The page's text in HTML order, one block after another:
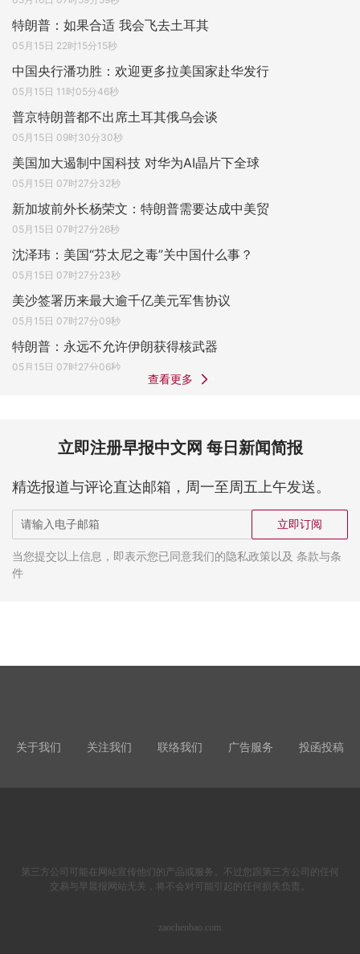
特朗普：如果合适 我会飞去土耳其
05月15日 22时15分15秒
中国央行潘功胜：欢迎更多拉美国家赴华发行
05月15日 11时05分46秒
普京特朗普都不出席土耳其俄乌会谈
05月15日 09时30分30秒
美国加大遏制中国科技 对华为AI晶片下全球
05月15日 07时27分32秒
新加坡前外长杨荣文：特朗普需要达成中美贸
05月15日 07时27分26秒
沈泽玮：美国“芬太尼之毒”关中国什么事？
05月15日 07时27分23秒
美沙签署历来最大逾千亿美元军售协议
05月15日 07时27分09秒
特朗普：永远不允许伊朗获得核武器
05月15日 07时27分06秒
查看更多
立即注册早报中文网 每日新闻简报
精选报道与评论直达邮箱，周一至周五上午发送。
立即订阅
当您提交以上信息，即表示您已同意我们的隐私政策以及 条款与条
件
关于我们 关注我们 联络我们 广告服务 投函投稿
第三方公司可能在网站宣传他们的产品或服务。不过您跟第三方公司的任何
交易与早晨报网站无关，将不会对可能引起的任何损失负责。
zaochenbao.com